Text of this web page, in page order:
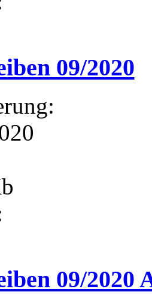
09/2020
09/2020